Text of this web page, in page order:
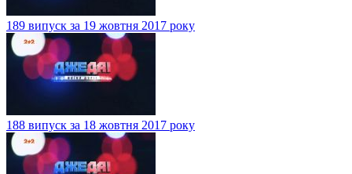
189 випуск за 19 жовтня 2017 року
188 випуск за 18 жовтня 2017 року